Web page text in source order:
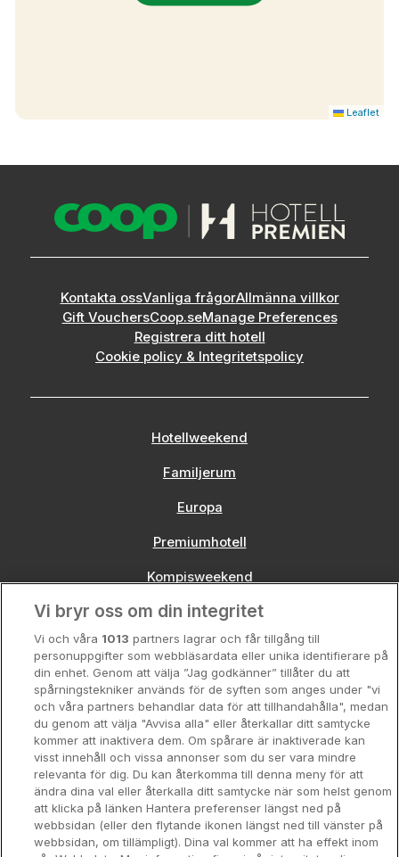
Leaflet
Kontakta ossVanliga frågorAllmänna villkor
Gift VouchersCoop.seManage Preferences
Registrera ditt hotell
Cookie policy & Integritetspolicy
Hotellweekend
Familjerum
Europa
Premiumhotell
Kompisweekend
Storstadsweekend
Hotellrum under 995 kr
Spahotell
Sydsverige
Om Hotellpremien
Nya hotell
Stadsweekend
Vi bryr oss om din integritet
Vi och våra 1013 partners lagrar och får tillgång till
personuppgifter som webbläsardata eller unika identifierare på
din enhet. Genom att välja ”Jag godkänner” tillåter du att
spårningstekniker används för de syften som anges under "vi
och våra partners behandlar data för att tillhandahålla", medan
du genom att välja "Avvisa alla" eller återkallar ditt samtycke
kommer att inaktivera dem. Om spårare är inaktiverade kan
visst innehåll och vissa annonser som du ser vara mindre
relevanta för dig. Du kan återkomma till denna meny för att
ändra dina val eller återkalla ditt samtycke när som helst genom
att klicka på länken Hantera preferenser längst ned på
webbsidan (eller den flytande ikonen längst ned till vänster på
webbsidan, om tillämpligt). Dina val kommer att ha effekt inom